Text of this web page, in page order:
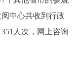
中心共收到行政
人次，网上咨询